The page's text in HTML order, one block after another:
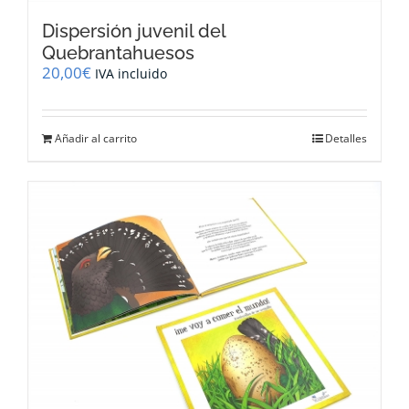
Dispersión juvenil del
Quebrantahuesos
20,00€ IVA incluido
Añadir al carrito Detalles